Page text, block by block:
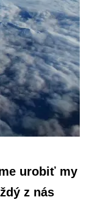
urobiť my
z nás